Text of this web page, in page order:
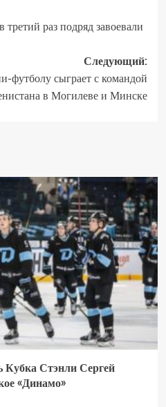
раз подряд завоевали
Следующий:
футболу сыграет с командой
в Могилеве и Минске
Кубка Стэнли Сергей
«Динамо»